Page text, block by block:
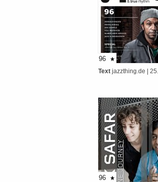
96
Text jazzthing.de |
96